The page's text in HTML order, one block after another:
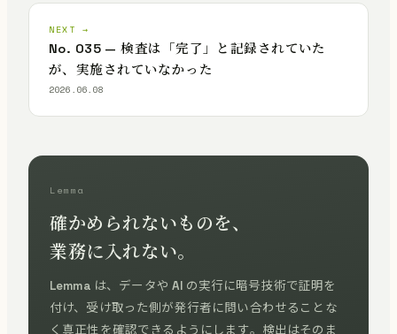
NEXT →
No. 035 — 検査は「完了」と記録されていた
が、実施されていなかった
2026.06.08
Lemma
確かめられないものを、
業務に入れない。
Lemma は、データや AI の実行に暗号技術で証明を
付け、受け取った側が発行者に問い合わせることな
く真正性を確認できるようにします。検出はそのま